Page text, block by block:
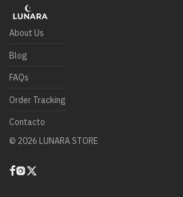
About Us
Blog
FAQs
Order Tracking
Contacto
© 2026 LUNARA STORE